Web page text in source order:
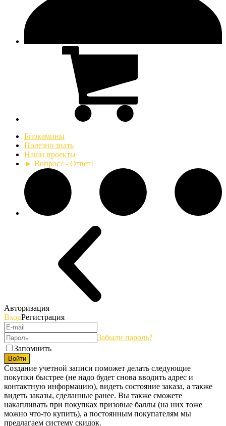
Биокамины
Полезно знать
Наши проекты
► Вопрос? - Ответ!
Авторизация
ВходРегистрация
Забыли пароль?
Запомнить
Войти
Создание учетной записи поможет делать следующие
покупки быстрее (не надо будет снова вводить адрес и
контактную информацию), видеть состояние заказа, а также
видеть заказы, сделанные ранее. Вы также сможете
накапливать при покупках призовые баллы (на них тоже
можно что-то купить), а постоянным покупателям мы
предлагаем систему скидок.